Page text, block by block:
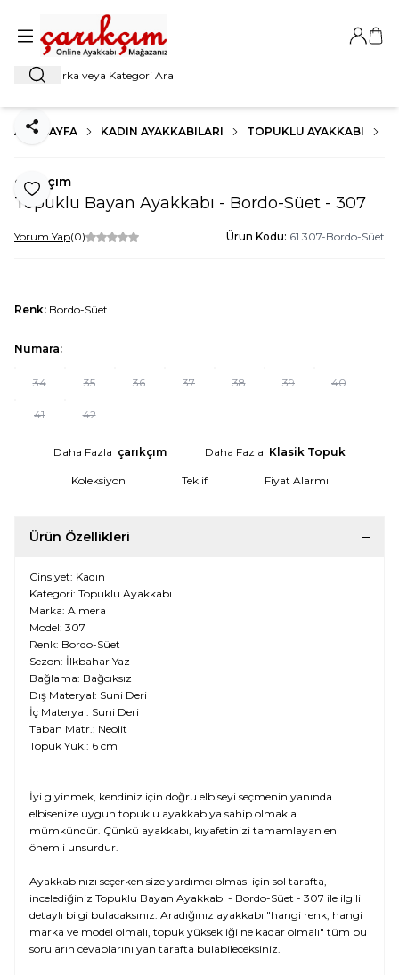
Ara
Giriş
ANA SAYFA KADIN AYAKKABILARI TOPUKLU AYAKKABI
Favoriye Ekle
Paylaş
çarıkçım
Topuklu Bayan Ayakkabı - Bordo-Süet - 307
Yorum Yap(0) Ürün Kodu: 61 307-Bordo-Süet
Renk: Bordo-Süet
Numara:
34 35 36 37 38 39 40
41 42
Daha Fazla çarıkçım Daha Fazla Klasik Topuk
Koleksiyon Teklif Fiyat Alarmı
Ürün Özellikleri
Cinsiyet: Kadın
Kategori: Topuklu Ayakkabı
Marka: Almera
Model: 307
Renk: Bordo-Süet
Sezon: İlkbahar Yaz
Bağlama: Bağcıksız
Dış Materyal: Suni Deri
İç Materyal: Suni Deri
Taban Matr.: Neolit
Topuk Yük.: 6 cm
İyi giyinmek, kendiniz için doğru elbiseyi seçmenin yanında
elbisenize uygun topuklu ayakkabıya sahip olmakla
mümkündür. Çünkü ayakkabı, kıyafetinizi tamamlayan en
önemli unsurdur.
Ayakkabınızı seçerken size yardımcı olması için sol tarafta,
incelediğiniz Topuklu Bayan Ayakkabı - Bordo-Süet - 307 ile ilgili
detaylı bilgi bulacaksınız. Aradığınız ayakkabı "hangi renk, hangi
marka ve model olmalı, topuk yüksekliği ne kadar olmalı" tüm bu
soruların cevaplarını yan tarafta bulabileceksiniz.